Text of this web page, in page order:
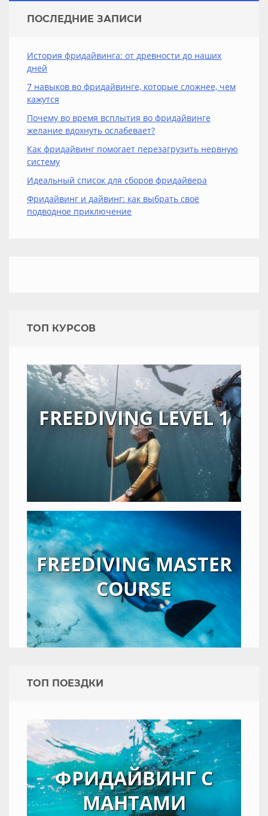
ПОСЛЕДНИЕ ЗАПИСИ
История фридайвинга: от древности до наших
дней
7 навыков во фридайвинге, которые сложнее, чем
кажутся
Почему во время всплытия во фридайвинге
желание вдохнуть ослабевает?
Как фридайвинг помогает перезагрузить нервную
систему
Идеальный список для сборов фридайвера
Фридайвинг и дайвинг: как выбрать своё
подводное приключение
TOП КУРСОВ
FREEDIVING LEVEL 1
FREEDIVING MASTER
COURSE
TOП ПОЕЗДКИ
ФРИДАЙВИНГ С
МАНТАМИ